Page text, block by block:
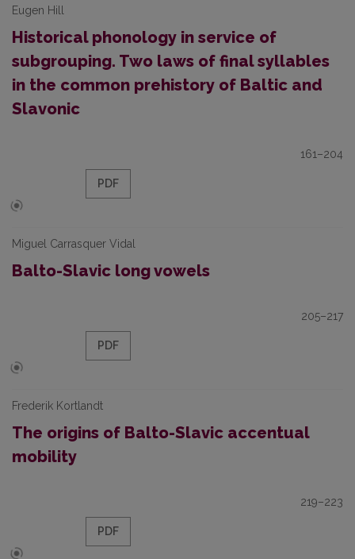
Eugen Hill
Historical phonology in service of
subgrouping. Two laws of final syllables
in the common prehistory of Baltic and
Slavonic
161–204
PDF
Miguel Carrasquer Vidal
Balto-Slavic long vowels
205–217
PDF
Frederik Kortlandt
The origins of Balto-Slavic accentual
mobility
219–223
PDF